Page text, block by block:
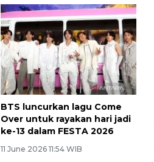
BTS luncurkan lagu Come
Over untuk rayakan hari jadi
ke-13 dalam FESTA 2026
11 June 2026 11:54 WIB